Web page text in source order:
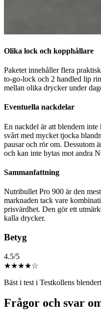
Olika lock och kopphållare
Paketet innehåller flera
to-go-lock och 2 handled lip
mellan olika drycker under
Eventuella nackdelar
En nackdel är att blendern
svårt med mycket tjocka
pausar och rör om. Dessutom
och kan inte bytas mot andra
Sammanfattning
Nutribullet Pro 900 är den
marknaden tack vare
prisvärdhet. Den gör ett
kalla drycker.
Betyg
4.5/5
★★★★☆
Bäst i test i Testkollens
Frågor och svar